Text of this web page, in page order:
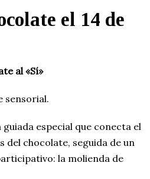
el 14 de
al «Sí»
sensorial.
especial que conecta el
del chocolate, seguida de un
la molienda de